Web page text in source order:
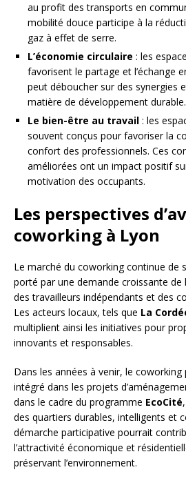
au profit des transports en
mobilité douce participe à la
gaz à effet de serre.
L’économie circulaire : les
favorisent le partage et l’échange
peut déboucher sur des synergies
matière de développement durable.
Le bien-être au travail : les
souvent conçus pour favoriser la
confort des professionnels. Ces
améliorées ont un impact positif
motivation des occupants.
Les perspectives
coworking à Lyon
Le marché du coworking continue de
porté par une demande croissante de
des travailleurs indépendants et des
Les acteurs locaux, tels que La
multiplient ainsi les initiatives pour
innovants et responsables.
Dans les années à venir, le
intégré dans les projets
dans le cadre du programme EcoCité
des quartiers durables, intelligents et
démarche participative pourrait
l’attractivité économique et
préservant l’environnement.